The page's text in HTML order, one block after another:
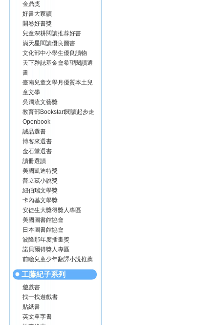
金鼎獎
好書大家讀
開卷好書獎
兒童深耕閱讀推荐好書
滿天星閱讀優良圖書
文化部中小學生優良讀物
天下雜誌基金會希望閱讀選
書
臺南兒童文學月優質本土兒
童文學
吳濁流文藝獎
教育部Bookstart閱讀起步走
Openbook
誠品選書
博客來選書
金石堂選書
讀冊選讀
美國凱迪特獎
普立茲小說獎
紐伯瑞文學獎
卡內基文學獎
安徒生大獎得獎人專區
美國圖書館協會
日本圖書館協會
波隆那年度插畫獎
諾貝爾得獎人專區
前瞻兒童少年翻譯小說推薦
工藤紀子系列
遊戲書
找一找遊戲書
貼紙書
英文單字書